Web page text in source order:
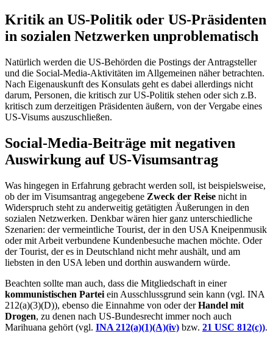
Kritik an US-Politik oder US-Präsidenten
in sozialen Netzwerken unproblematisch
Natürlich werden die US-Behörden die Postings der Antragsteller
und die Social-Media-Aktivitäten im Allgemeinen näher betrachten.
Nach Eigenauskunft des Konsulats geht es dabei allerdings nicht
darum, Personen, die kritisch zur US-Politik stehen oder sich z.B.
kritisch zum derzeitigen Präsidenten äußern, von der Vergabe eines
US-Visums auszuschließen.
Social-Media-Beiträge mit negativen
Auswirkung auf US-Visumsantrag
Was hingegen in Erfahrung gebracht werden soll, ist beispielsweise,
ob der im Visumsantrag angegebene Zweck der Reise nicht in
Widerspruch steht zu anderweitig getätigten Äußerungen in den
sozialen Netzwerken. Denkbar wären hier ganz unterschiedliche
Szenarien: der vermeintliche Tourist, der in den USA Kneipenmusik
oder mit Arbeit verbundene Kundenbesuche machen möchte. Oder
der Tourist, der es in Deutschland nicht mehr aushält, und am
liebsten in den USA leben und dorthin auswandern würde.
Beachten sollte man auch, dass die Mitgliedschaft in einer
kommunistischen Partei ein Ausschlussgrund sein kann (vgl. INA
212(a)(3)(D)), ebenso die Einnahme von oder derHandel mit
Drogen, zu denen nach US-Bundesrecht immer noch auch
Marihuana gehört (vgl. INA 212(a)(1)(A)(iv) bzw. 21 USC 812(c)).